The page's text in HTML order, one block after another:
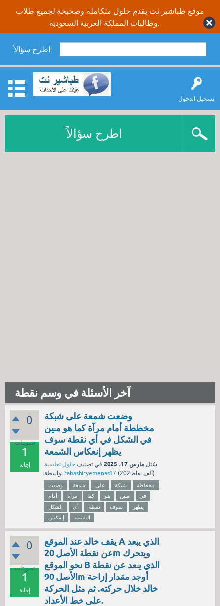
موقع طباشير نت يقدم حلول متكاملة وصحيحة لجميع طلاب
اطرح سؤالاً:
تسجيل الدخول
اطرح سؤالاً
آخر الأسئلة في وسم نقطة
0
تصويتات
1
إجابة
وضعت شمعة على شبكة
مخططة أمام مرآة كما هو مبين
في الشكل في أي نقطة سوف
يظهر إنعكاس الشمعة
سُئل مارس 17، 2025 في تصنيف حلول تعليمية
tabashiryemenas17 ( 202ألف نقاط)
وضعت شمعة على شبكة
مخططة
أمام
مرآة كما هو مبين
في
الشكل
أي نقطة سوف
يظهر
إنعكاس
الشمعة
0
تصويتات
1
إجابة
يقف خالد عند الموقع A الذي يبعد
عن نقطة الأصل 20m ويتحرك
نحو الموقع B الذي يبعد عن نقطة
الأصل 90m أوجد مقدار إزاحة
خالد خلال حركته. ثم مثل الحركة
على خط الأعداد.